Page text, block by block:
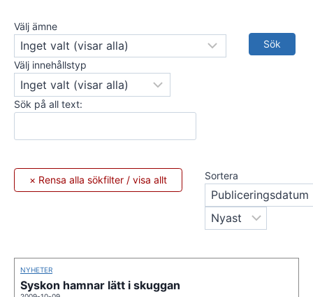
Välj ämne
Välj innehållstyp
Sök på all text:
Sortera
NYHETER
Syskon hamnar lätt i skuggan